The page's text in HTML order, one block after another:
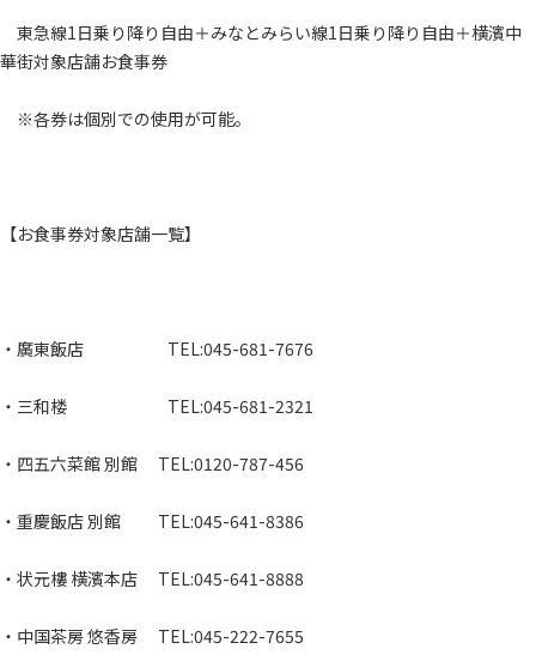
東急線1日乗り降り自由＋みなとみらい線1日乗り降り自由＋横濱中
華街対象店舗お食事券
※各券は個別での使用が可能。
【お食事券対象店舗一覧】
・廣東飯店 TEL:045-681-7676
・三和楼 TEL:045-681-2321
・四五六菜館 別館 TEL:0120-787-456
・重慶飯店 別館 TEL:045-641-8386
・状元樓 横濱本店 TEL:045-641-8888
・中国茶房 悠香房 TEL:045-222-7655